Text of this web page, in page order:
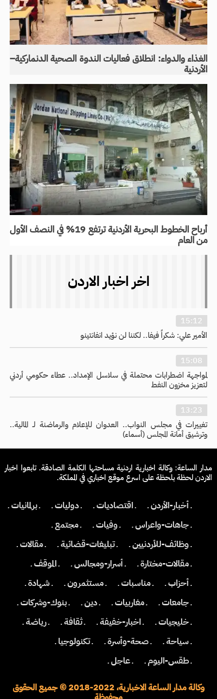
الغذاء والدواء: انطلاق فعاليات الندوة الصحية الدنماركية–
الأردنية
أرباح الخطوط البحرية الأردنية ترتفع 19% في النصف الأول
من العام
اخر اخبار الاردن
15:12
الأمير علي: شكراً فيفا.. لكننا لن نؤيد انفانتينو
15:08
لمواجهة اضطرابات محتملة في سلاسل الإمداد.. عطاء حكومي أردني
لتعزيز مخزون النفط
13:23
تغييرات في مجلس النواب.. العدوان للإعلام والرماضنة لـ المالية..
وترشيق أمانة المجلس (أسماء)
مدار الساعة: وكالة اخبارية اردنية مساحتها الكلمة الصادقة. تابعوا اخبار
الاردن لحظة بلحظة على اسرع موقع اخباري في المملكة.
ـ أخبار-الأردن ـ ـ اقتصاديات ـ ـ دوليات ـ
ـ برلمانيات ـ
ـ جاهات-واعراس ـ
ـ وفيات ـ
ـ مجتمع ـ
ـ وظائف-للأردنيين ـ
ـ تبليغات-قضائية ـ
ـ مقالات ـ
ـ مقالات-مختارة ـ
ـ أسرار-ومجالس ـ
ـ الموقف ـ
ـ أحزاب ـ
ـ مناسبات ـ ـ مستثمرون ـ
ـ شهادة ـ
ـ جامعات ـ
ـ مغاربيات ـ ـ دين ـ
ـ بنوك-وشركات ـ
ـ خليجيات ـ
ـ اخبار-خفيفة ـ ـ ثقافة ـ
ـ رياضة ـ
ـ سياحة ـ
ـ صحة-وأسرة ـ
ـ تكنولوجيا ـ
ـ طقس-اليوم ـ
ـ عاجل ـ
وكالة مدار الساعة الاخبارية، 2022-2018 © جميع الحقوق